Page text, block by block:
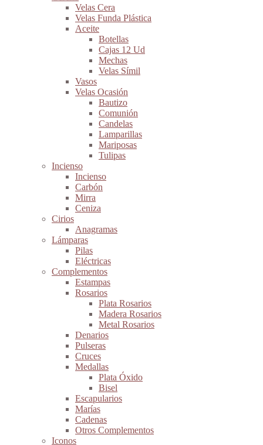
Velas Cera
Velas Funda Plástica
Aceite
Botellas
Cajas 12 Ud
Mechas
Velas Símil
Vasos
Velas Ocasión
Bautizo
Comunión
Candelas
Lamparillas
Mariposas
Tulipas
Incienso
Incienso
Carbón
Mirra
Ceniza
Cirios
Anagramas
Lámparas
Pilas
Eléctricas
Complementos
Estampas
Rosarios
Plata Rosarios
Madera Rosarios
Metal Rosarios
Denarios
Pulseras
Cruces
Medallas
Plata Óxido
Bisel
Escapularios
Marías
Cadenas
Otros Complementos
Iconos